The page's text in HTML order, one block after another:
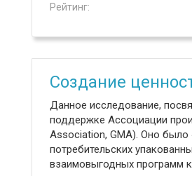
Рейтинг:
Создание
Данное исследование,
поддержке Ассоциации
Association, GMA). Оно было
потребительских
взаимовыгодных программ